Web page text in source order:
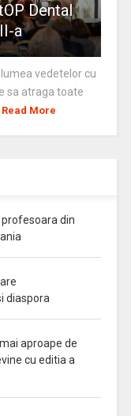
Dental
a
vedetelor cu
sa atraga toate
Read More
din
diaspora
aproape de
cu editia a